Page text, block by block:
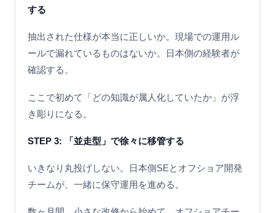
する
抽出された仕様が本当に正しいか。現場での運用ル
ールで漏れているものはないか。日本側の経験者が
確認する。
ここで初めて「どの知識が属人化していたか」が浮
き彫りになる。
STEP 3: 「並走型」で徐々に移管する
いきなり丸投げしない。日本側SEとオフショア開発
チームが、一緒に保守運用を進める。